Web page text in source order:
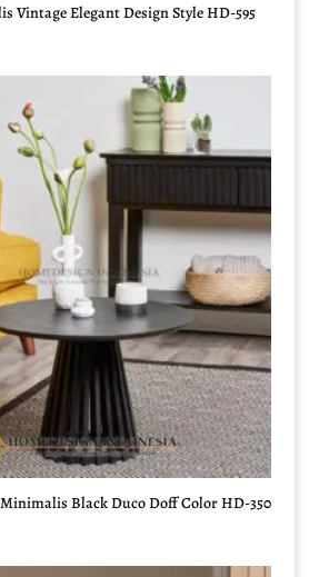
Vintage Elegant Design Style HD-595
Black Duco Doff Color HD-350